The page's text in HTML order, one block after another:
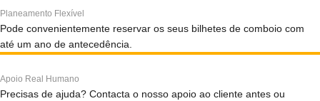
Planeamento Flexível
Pode convenientemente reservar os seus bilhetes de comboio com
até um ano de antecedência.
Apoio Real Humano
Precisas de ajuda? Contacta o nosso apoio ao cliente antes ou